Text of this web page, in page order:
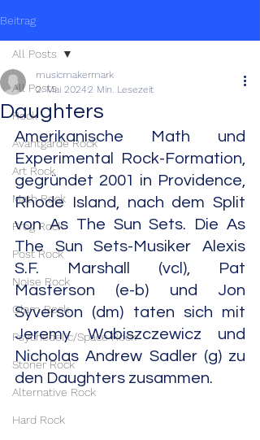
Beitrag
All Posts
Rock
Avantgarde Rock
Art Rock
Math Rock
Prog Rock
Post Rock
Noise Rock
Glam Rock
Psychedelic/Space Rock
Stoner Rock
Alternative Rock
Hard Rock
All Posts
Daughters
musicmakermark
2. Mai 20242 Min. Lesezeit
Amerikanische Math und
Experimental Rock-Formation,
gegründet 2001 in Providence,
Rhode Island, nach dem Split
von As The Sun Sets. Die As
The Sun Sets-Musiker Alexis
S.F. Marshall (vcl), Pat
Masterson (e-b) und Jon
Syverson (dm) taten sich mit
Jeremy Wabiszczewicz und
Nicholas Andrew Sadler (g) zu
den Daughters zusammen.